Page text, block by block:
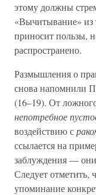
этому должны
«Вычитывание» из
приносит пользы,
распространено.
Размышления о
снова напомнили
(16–19). От
непотребное
воздействию с
ссылается на
заблуждения — они
Следует отметить,
упоминание